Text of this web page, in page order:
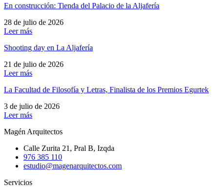
En construcción: Tienda del Palacio de la Aljafería
28 de julio de 2026
Leer más
Shooting day en La Aljafería
21 de julio de 2026
Leer más
La Facultad de Filosofía y Letras, Finalista de los Premios Egurtek
3 de julio de 2026
Leer más
Magén Arquitectos
Calle Zurita 21, Pral B, Izqda
976 385 110
estudio@magenarquitectos.com
Servicios